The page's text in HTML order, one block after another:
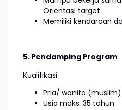
Orientasi target
Memiliki kendaraan
5. Pendamping Program
Kualifikasi
Pria/ wanita (muslim)
Usia maks. 35 tahun